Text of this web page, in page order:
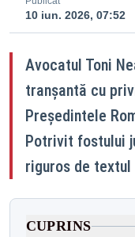
10 iun. 2026, 07:52
Avocatul Toni
tranșantă cu
Președintele
Potrivit fostului
riguros de
CUPRINS